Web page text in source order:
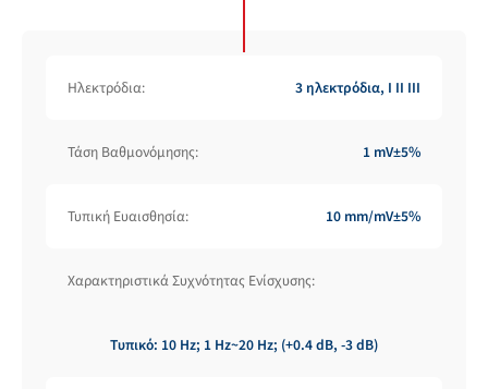
Ηλεκτρόδια: 3 ηλεκτρόδια, I II III
Τάση Βαθμονόμησης: 1 mV±5%
Τυπική Ευαισθησία: 10 mm/mV±5%
Χαρακτηριστικά Συχνότητας Ενίσχυσης:
Τυπικό: 10 Hz; 1 Hz~20 Hz; (+0.4 dB, -3 dB)